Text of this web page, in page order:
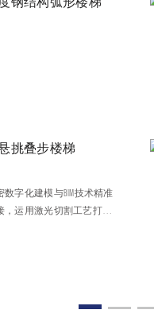
挑叠步楼梯
字化建模与BIM技术精准
，运用激光切割工艺打造
显现代智造工艺的精湛与